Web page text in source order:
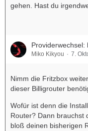
gehen. Hast du
Miko Kikyou 7.
Nimm die Fritzbox
dieser Billigrouter
Wofür ist denn die
Router? Dann brauchst
bloß deinen bisherigen